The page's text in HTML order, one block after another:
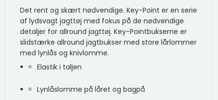
Det rent og skært nødvendige. Key-Point er en serie
af lydsvagt jagttøj med fokus på de nødvendige
detaljer for allround jagttøj. Key-Pointbukserne er
slidstærke allround jagtbukser med store lårlommer
med lynlås og knivlomme.
Elastik i taljen
Lynlåslomme på låret og bagpå